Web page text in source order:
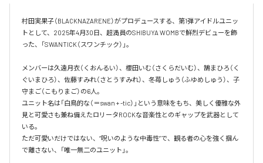
村田実果子（BLACKNAZARENE）がプロデュースする、第1弾アイドルユニッ
トとして、2025年4月30日、超満員のSHIBUYA WOMBで鮮烈デビューを飾
った、「SWANTICK（スワンチック）」。
メンバーは久遠月衣（くおんるい）、櫻田いむ（さくらだいむ）、鵠まひろ（く
ぐいまひろ）、佐藤すみれ（さとうすみれ）、冬苺しゅう（ふゆめしゅう）、子
守まご（こもりまご）の6人。
ユニット名は「白鳥的な（＝swan + -tic）」という意味をもち、美しく優雅な外
見と可愛さも兼ね備えたロリータROCKな音楽性とのギャップを武器として
いる。
ただ可愛いだけではない、“呪いのような中毒性”で、観る者の心を強く掴ん
で離さない、「唯一無二のユニット」。